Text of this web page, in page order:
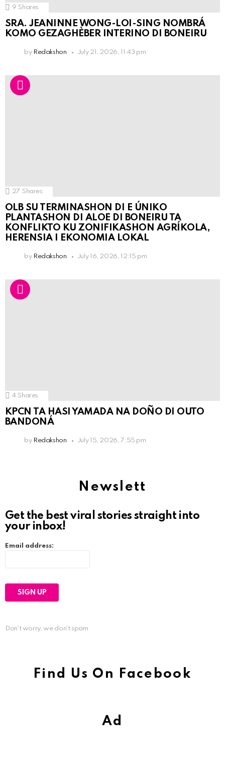
9 Shares
SRA. JEANINNE WONG-LOI-SING NOMBRÁ
KOMO GEZAGHÈBER INTERINO DI BONEIRU
by Redakshon July 21, 2026, 11:43 pm
27 Shares
OLB SU TERMINASHON DI E ÚNIKO
PLANTASHON DI ALOE DI BONEIRU TA
KONFLIKTO KU ZONIFIKASHON AGRÍKOLA,
HERENSIA I EKONOMIA LOKAL
by Redakshon July 16, 2026, 12:15 pm
4 Shares
KPCN TA HASI YAMADA NA DOÑO DI OUTO
BANDONÁ
by Redakshon July 15, 2026, 7:55 pm
Newslett
Get the best viral stories straight into
your inbox!
Email address:
Don't worry, we don't spam
Find Us On Facebook
Ad